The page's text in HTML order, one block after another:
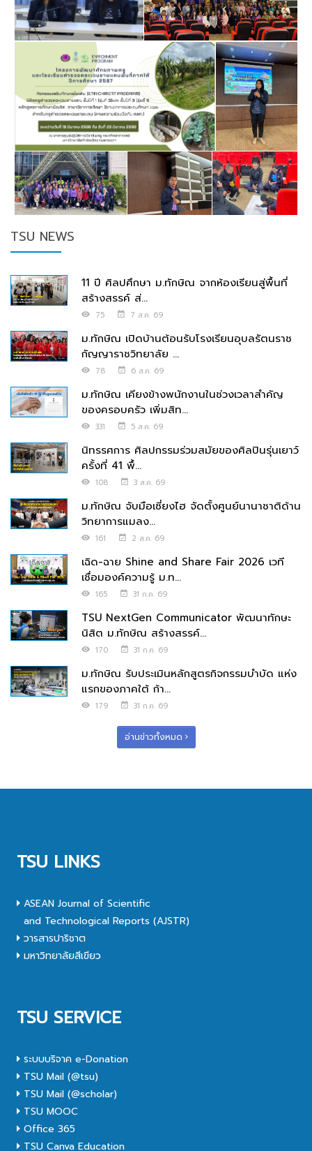
TSU NEWS
11 ปี ศิลปศึกษา ม.ทักษิณ จากห้องเรียนสู่พื้นที่
สร้างสรรค์ ส่...
75 7 ส.ค. 69
ม.ทักษิณ เปิดบ้านต้อนรับโรงเรียนอุบลรัตนราช
กัญญาราชวิทยาลัย ...
78 6 ส.ค. 69
ม.ทักษิณ เคียงข้างพนักงานในช่วงเวลาสำคัญ
ของครอบครัว เพิ่มสิท...
331 5 ส.ค. 69
นิทรรศการ ศิลปกรรมร่วมสมัยของศิลปินรุ่นเยาว์
ครั้งที่ 41 พื้...
108 3 ส.ค. 69
ม.ทักษิณ จับมือเซี่ยงไฮ จัดตั้งศูนย์นานาชาติด้าน
วิทยาการแมลง...
161 2 ส.ค. 69
เฉิด-ฉาย Shine and Share Fair 2026 เวที
เชื่อมองค์ความรู้ ม.ท...
165 31 ก.ค. 69
TSU NextGen Communicator พัฒนาทักษะ
นิสิต ม.ทักษิณ สร้างสรรค์...
170 31 ก.ค. 69
ม.ทักษิณ รับประเมินหลักสูตรกิจกรรมบำบัด แห่ง
แรกของภาคใต้ ก้า...
179 31 ก.ค. 69
อ่านข่าวทั้งหมด
TSU LINKS
ASEAN Journal of Scientific
and Technological Reports (AJSTR)
วารสารปาริชาต
มหาวิทยาลัยสีเขียว
TSU SERVICE
ระบบบริจาค e-Donation
TSU Mail (@tsu)
TSU Mail (@scholar)
TSU MOOC
Office 365
TSU Canva Education